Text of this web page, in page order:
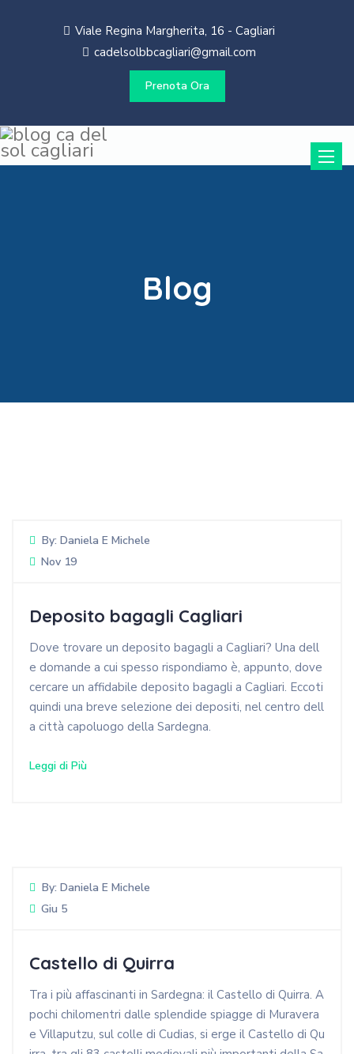
Viale Regina Margherita, 16 - Cagliari
cadelsolbbcagliari@gmail.com
Prenota Ora
Toggle
Blog
By: Daniela E Michele
Nov 19
Deposito bagagli Cagliari
Dove trovare un deposito bagagli a Cagliari? Una dell
e domande a cui spesso rispondiamo è, appunto, dove
cercare un affidabile deposito bagagli a Cagliari. Eccoti
quindi una breve selezione dei depositi, nel centro dell
a città capoluogo della Sardegna.
Leggi di Più
By: Daniela E Michele
Giu 5
Castello di Quirra
Tra i più affascinanti in Sardegna: il Castello di Quirra. A
pochi chilomentri dalle splendide spiagge di Muravera
e Villaputzu, sul colle di Cudias, si erge il Castello di Qu